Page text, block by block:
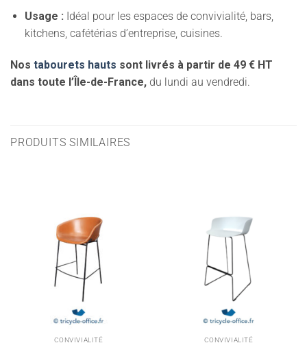
Usage : Idéal pour les espaces de convivialité, bars,
kitchens, cafétérias d’entreprise, cuisines.
Nos tabourets hauts sont livrés à partir de 49 € HT
dans toute l’Île-de-France, du lundi au vendredi.
PRODUITS SIMILAIRES
CONVIVIALITÉ CONVIVIALITÉ